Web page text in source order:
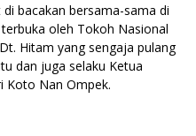
bacakan bersama-sama di
oleh Tokoh Nasional
Hitam yang sengaja pulang
dan juga selaku Ketua
Koto Nan Ompek.